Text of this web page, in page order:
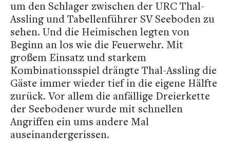
um den Schlager zwischen der URC Thal-
Assling und Tabellenführer SV Seeboden zu
sehen. Und die Heimischen legten von
Beginn an los wie die Feuerwehr. Mit
großem Einsatz und starkem
Kombinationsspiel drängte Thal-Assling die
Gäste immer wieder tief in die eigene Hälfte
zurück. Vor allem die anfällige Dreierkette
der Seebodener wurde mit schnellen
Angriffen ein ums andere Mal
auseinandergerissen.